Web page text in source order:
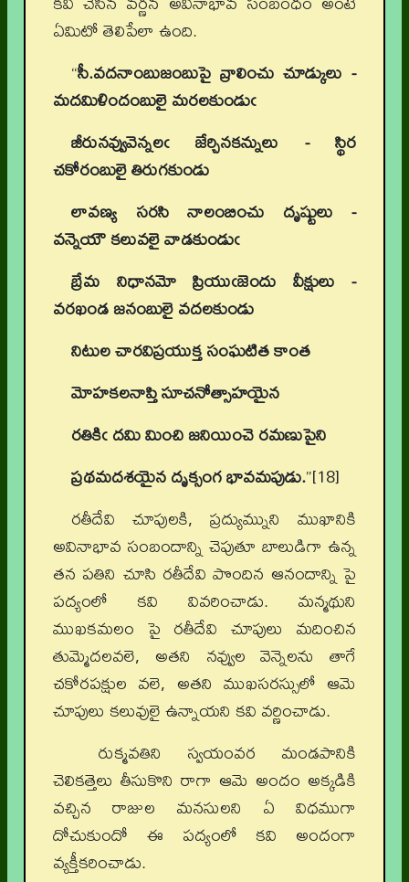
ఏమిటో తెలిపేలా ఉంది.
“సీ.వదనాంబుజంబుపై వ్రాలించు చూడ్కులు -
మదమిళిందంబులై మరలకుండుఁ
జీరునవ్వువెన్నలఁ జేర్చినకన్నులు - స్థిర
చకోరంబులై తిరుగకుండు
లావణ్య సరసి నాలంబించు దృష్టులు -
వన్నెయౌ కలువలై వాడకుండుఁ
బ్రేమ నిధానమో ప్రియుఁజెందు వీక్షులు -
వరఖండ జనంబులై వదలకుండు
నిటుల చారవిప్రయుక్త సంఘటిత కాంత
మోహకలనాప్తి సూచనోత్సాహయైన
రతికిఁ దమి మించి జనియించె రమణుపైని
ప్రథమదశయైన దృక్సంగ భావమపుడు.”[18]
రతీదేవి చూపులకి, ప్రద్యుమ్నుని ముఖానికి
అవినాభావ సంబందాన్ని చెపుతూ బాలుడిగా ఉన్న
తన పతిని చూసి రతీదేవి పొందిన ఆనందాన్ని పై
పద్యంలో కవి వివరించాడు. మన్మథుని
ముఖకమలం పై రతీదేవి చూపులు మదించిన
తుమ్మెదలవలె, అతని నవ్వుల వెన్నెలను తాగే
చకోరపక్షుల వలె, అతని ముఖసరస్సులో ఆమె
చూపులు కలువులై ఉన్నాయని కవి వర్ణించాడు.
రుక్మవతిని స్వయంవర మండపానికి
చెలికత్తెలు తీసుకొని రాగా ఆమె అందం అక్కడికి
వచ్చిన రాజుల మనసులని ఏ విధముగా
దోచుకుందో ఈ పద్యంలో కవి అందంగా
వ్యక్తీకరించాడు.